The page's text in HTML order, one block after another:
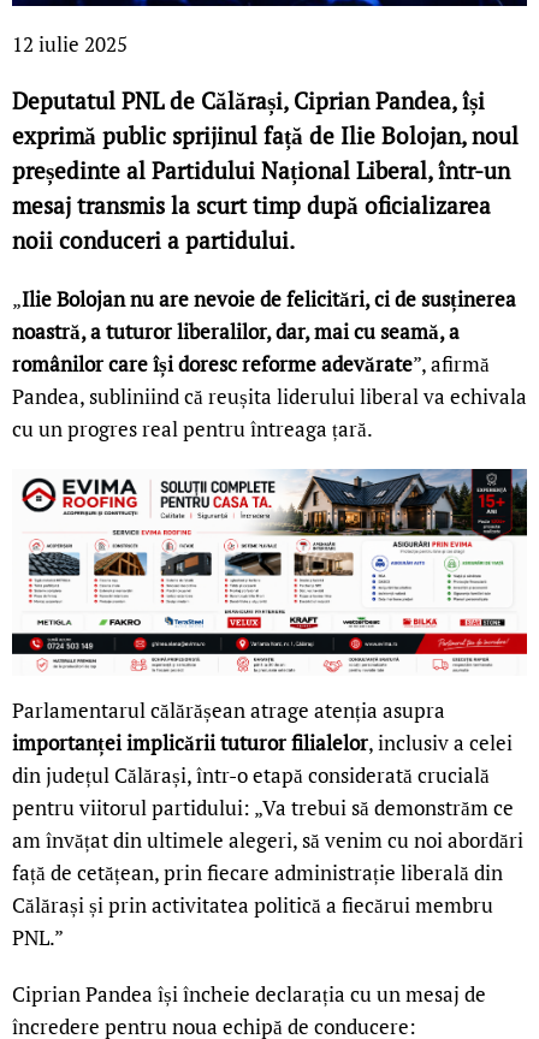
12 iulie 2025
Deputatul PNL de Călărași, Ciprian Pandea, își
exprimă public sprijinul față de Ilie Bolojan, noul
președinte al Partidului Național Liberal, într-un
mesaj transmis la scurt timp după oficializarea
noii conduceri a partidului.
„Ilie Bolojan nu are nevoie de felicitări, ci de susținerea
noastră, a tuturor liberalilor, dar, mai cu seamă, a
românilor care își doresc reforme adevărate”, afirmă
Pandea, subliniind că reușita liderului liberal va echivala
cu un progres real pentru întreaga țară.
Parlamentarul călărășean atrage atenția asupra
importanței implicării tuturor filialelor, inclusiv a celei
din județul Călărași, într-o etapă considerată crucială
pentru viitorul partidului: „Va trebui să demonstrăm ce
am învățat din ultimele alegeri, să venim cu noi abordări
față de cetățean, prin fiecare administrație liberală din
Călărași și prin activitatea politică a fiecărui membru
PNL.”
Ciprian Pandea își încheie declarația cu un mesaj de
încredere pentru noua echipă de conducere: